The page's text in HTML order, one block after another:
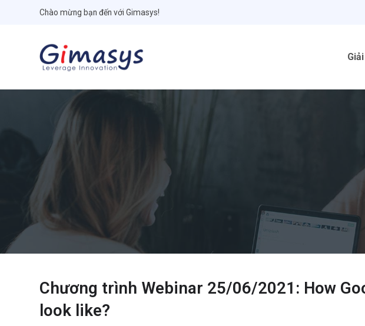
Chào mừng bạn đến với Gimasys!
Chương trình Webinar 25/06/2021: How
look like?